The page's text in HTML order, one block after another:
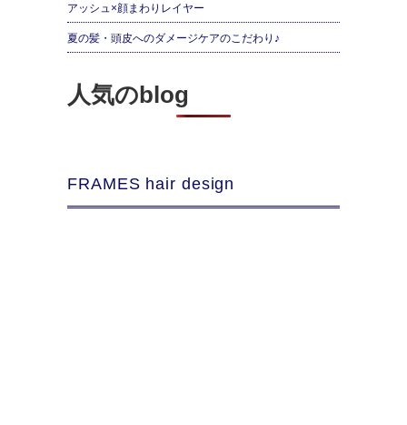
アッシュ×顔まわりレイヤー
夏の髪・頭皮へのダメージケアのこだわり♪
人気のblog
FRAMES hair design